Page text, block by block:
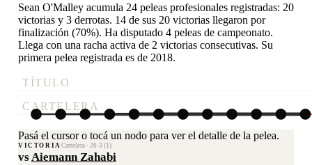
Sean O'Malley acumula 24 peleas profesionales registradas: 20
victorias y 3 derrotas. 14 de sus 20 victorias llegaron por
finalización (70%). Ha disputado 4 peleas de campeonato.
Llega con una racha activa de 2 victorias consecutivas. Su
primera pelea registrada es de 2018.
TÍTULO
CARTELERA
Pasá el cursor o tocá un nodo para ver el detalle de la pelea.
VICTORIA Cartelera · 20-3 (1)
vs Aiemann Zahabi